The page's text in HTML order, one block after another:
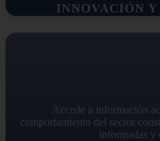
INNOVACIÓN
Accede a información
comportamiento del sector
informadas y